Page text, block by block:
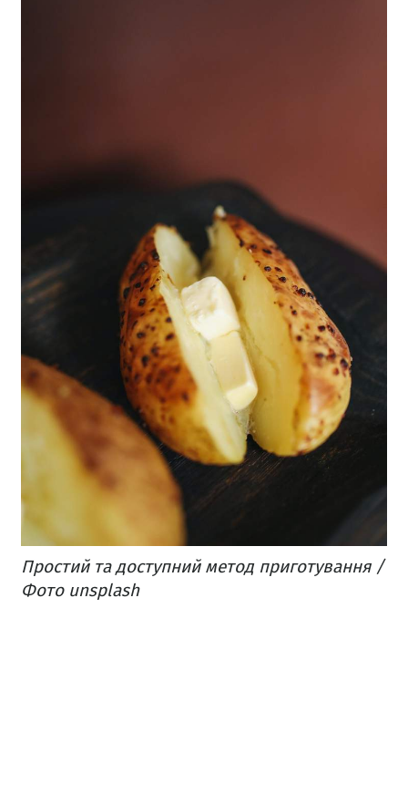
Простий та доступний метод приготування /
Фото unsplash